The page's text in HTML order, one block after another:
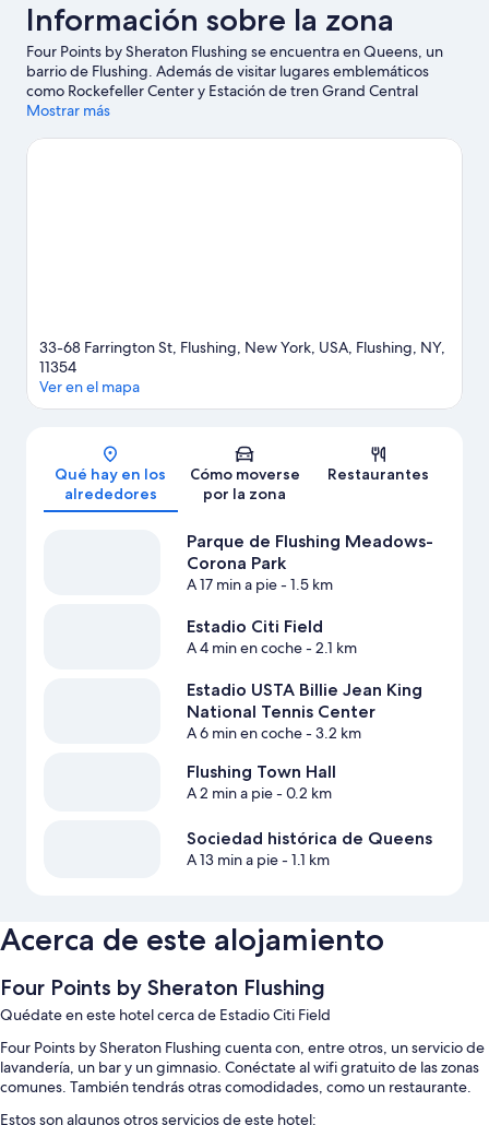
Información sobre la zona
Four Points by Sheraton Flushing se encuentra en Queens, un
barrio de Flushing. Además de visitar lugares emblemáticos
como Rockefeller Center y Estación de tren Grand Central
Terminal, podrás apreciar la belleza natural de Parque de
disfrutar de un evento especial? Puedes buscar el calendario de
Mostrar más
33-68 Farrington St, Flushing, New York, USA, Flushing, NY,
11354
Ver en el mapa
Qué hay en los
alrededores
Cómo moverse
por la zona
Restaurantes
Parque de Flushing Meadows-
Corona Park
A 17 min a pie- 1.5 km
Estadio Citi Field
A 4 min en coche- 2.1 km
Estadio USTA Billie Jean King
National Tennis Center
A 6 min en coche- 3.2 km
Flushing Town Hall
A 2 min a pie- 0.2 km
Sociedad histórica de Queens
A 13 min a pie- 1.1 km
Acerca de este alojamiento
Four Points by Sheraton Flushing
Quédate en este hotel cerca de Estadio Citi Field
Four Points by Sheraton Flushing cuenta con, entre otros, un servicio de
lavandería, un bar y un gimnasio. Conéctate al wifi gratuito de las zonas
comunes. También tendrás otras comodidades, como un restaurante.
Estos son algunos otros servicios de este hotel: